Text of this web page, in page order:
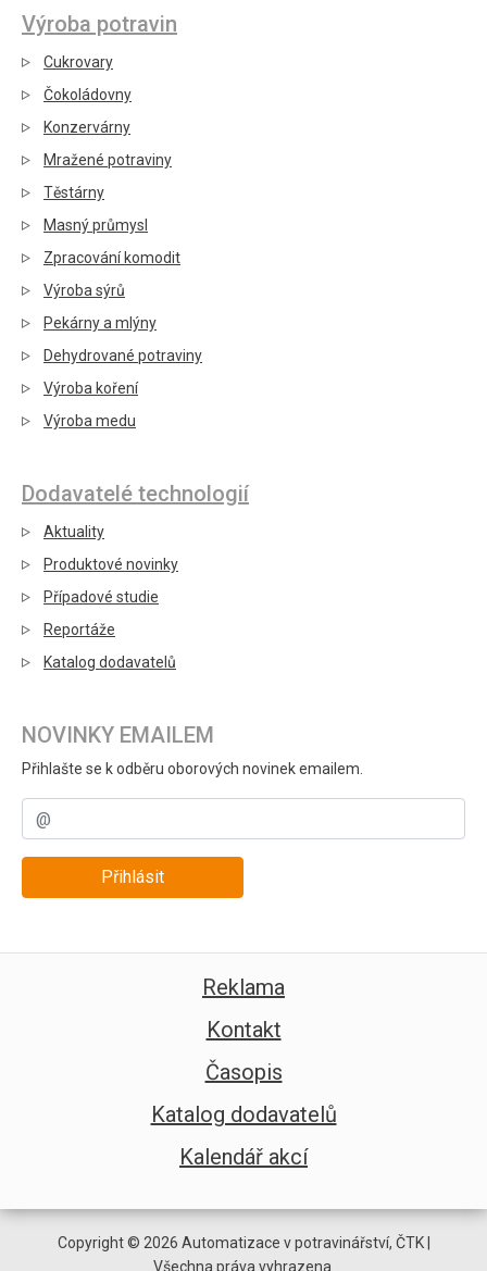
Výroba potravin
Cukrovary
Čokoládovny
Konzervárny
Mražené potraviny
Těstárny
Masný průmysl
Zpracování komodit
Výroba sýrů
Pekárny a mlýny
Dehydrované potraviny
Výroba koření
Výroba medu
Dodavatelé technologií
Aktuality
Produktové novinky
Případové studie
Reportáže
Katalog dodavatelů
NOVINKY EMAILEM
Přihlašte se k odběru oborových novinek emailem.
Přihlásit
Reklama
Kontakt
Časopis
Katalog dodavatelů
Kalendář akcí
Copyright © 2026 Automatizace v potravinářství, ČTK |
Všechna práva vyhrazena.